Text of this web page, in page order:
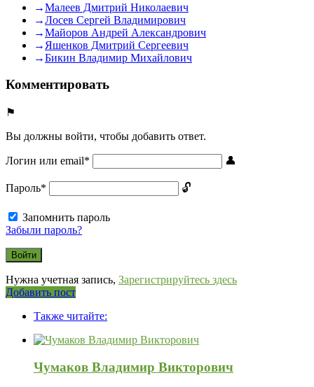
Малеев Дмитрий Николаевич
Лосев Сергей Владимирович
Майоров Андрей Александрович
Яшенков Дмитрий Сергеевич
Бикин Владимир Михайлович
Комментировать
Вы должны войти, чтобы добавить ответ.
Логин или email*
Пароль*
Запомнить пароль
Забыли пароль?
Нужна учетная запись, Зарегистрируйтесь здесь
Боковая
Добавить пост
120x600Также читайте:
Чумаков Владимир Викторович